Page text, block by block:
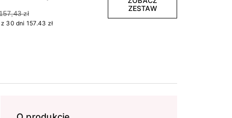
zł
30 dni 157.43 zł
ZESTAW